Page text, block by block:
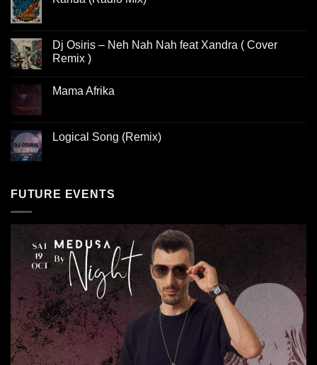
Dj Osiris – Neh Nah Nah feat Xandra ( Cover
Remix )
Mama Afrika
Logical Song (Remix)
FUTURE EVENTS